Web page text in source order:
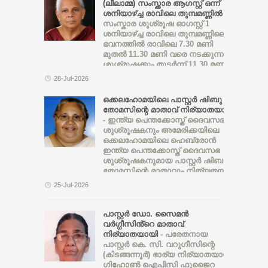
മാസത്തിനകം, പ്രത്യേക ഫാസ്റ്റ്
ട്രാക്ക് കോടതികൾ ദിവസേന
വിചാരണ നടത്തി കേസ്
(ലീലാമ്മ) സംസ്ക്കാര ആഗസ്റ്റ് ഒന്ന്
ശനിയാഴ്ച്ച രാവിലെ തുമ്പമണ്ണിൽ-
സംസ്കാര ശുശ്രൂഷ ഓഗസ്റ്റ് 1
ശനിയാഴ്ച്ച രാവിലെ തുമ്പമണ്ണിലെ
ഭവനത്തിൽ രാവിലെ 7.30 മണി
മുതൽ 11.30 മണി വരെ നടക്കുന്ന
ശുശ്രൂഷക്കും തുടർന്ന് 11.30 മണി
ദൈവാലയത്തിൽ വച്ച് അഭിവന്ദ്യ
മാത്യൂസ് മാർ തിയോഡോഷ്യസ്
തിരുമേനിയുടെ മുഖ്യ
കാർമികത്വത്തിൽ നടക്കുന്ന
ശുശ്രൂഷയെയും തുടർന്ന് ഭൗതിക
ശരീരം ഉച്ചക്ക് 1 മണിക്ക്‌ തുമ്പമൺ
സെന്റ് മേരീസ്‌ ഓർത്തഡോൿസ്‌
ഭദ്രാസന ദൈവാലയ
28-Jul-2026
ഒക്കലഹോമയിലെ പാസ്റ്റർ ഷിബു
തോമസിന്റെ മാതാവ് നിര്യാതയായി
- ഇന്ത്യ പെന്തക്കോസ്ത് ദൈവസഭ
ശുശ്രൂഷകനും അമേരിക്കയിലെ
ഒക്കലഹോമയിലെ ഹെബ്രോൻ
ഇന്ത്യ പെന്തക്കോസ്ത് ദൈവസഭ
ശുശ്രൂഷകനുമായ പാസ്റ്റർ ഷിബു
തോമസിന്റെ മാതാവും നിത്യതയിൽ
ബംഗ്ലൂരുവിൽ നിര്യാതയായി. ചില
നാളുകളായി ശാരീരക
സൗഖ്യമില്ലാതെ
കഴിയുകയായിരുന്നു.
25-Jul-2026
പാസ്റ്റർ ഡോ. സൈമൻ
വർഗ്ഗീസിൻ്റെ മാതാവ്
നിര്യാതയായി - പരേതനായ
പാസ്റ്റർ കെ. സി. വറുഗീസിന്റെ
(കിടങ്ങന്നൂർ) ഭാര്യ നിര്യാതയായി.
ഗിഹോൺ ഐപിസി ഫുജൈറ